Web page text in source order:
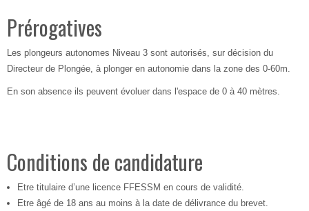
Prérogatives
Les plongeurs autonomes Niveau 3 sont autorisés, sur décision du
Directeur de Plongée, à plonger en autonomie dans la zone des 0-60m.
En son absence ils peuvent évoluer dans l'espace de 0 à 40 mètres.
Conditions de candidature
Etre titulaire d’une licence FFESSM en cours de validité.
Etre âgé de 18 ans au moins à la date de délivrance du brevet.